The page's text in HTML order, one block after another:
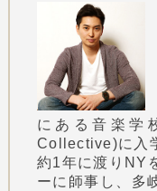
にある音楽学
Collective)に入
約1年に渡りNY
ーに師事し、多